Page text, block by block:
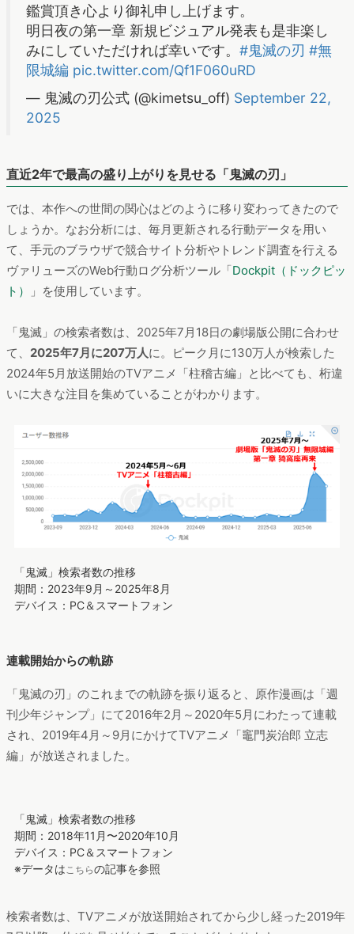
鑑賞頂き心より御礼申し上げます。
明日夜の第一章 新規ビジュアル発表も是非楽し
みにしていただければ幸いです。 #鬼滅の刃 #無
限城編 pic.twitter.com/Qf1F060uRD
— 鬼滅の刃公式 (@kimetsu_off) September 22,
2025
直近2年で最高の盛り上がりを見せる「鬼滅の刃」
では、本作への世間の関心はどのように移り変わってきたので
しょうか。なお分析には、毎月更新される行動データを用い
て、手元のブラウザで競合サイト分析やトレンド調査を行える
ヴァリューズのWeb行動ログ分析ツール「Dockpit（ドックピッ
ト）
」を使用しています。
「鬼滅」の検索者数は、2025年7月18日の劇場版公開に合わせ
て、 2025年7月に207万人に。ピーク月に130万人が検索した
2024年5月放送開始のTVアニメ「柱稽古編」と比べても、桁違
いに大きな注目を集めていることがわかります。
「鬼滅」検索者数の推移
期間：2023年9月～2025年8月
デバイス：PC＆スマートフォン
連載開始からの軌跡
「鬼滅の刃」のこれまでの軌跡を振り返ると、原作漫画は「週
刊少年ジャンプ」にて2016年2月～2020年5月にわたって連載
され、2019年4月～9月にかけてTVアニメ「竈門炭治郎 立志
編」が放送されました。